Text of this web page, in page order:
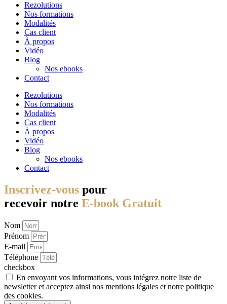
Rezolutions
Nos formations
Modalités
Cas client
À propos
Vidéo
Blog
Nos ebooks
Contact
Rezolutions
Nos formations
Modalités
Cas client
À propos
Vidéo
Blog
Nos ebooks
Contact
Inscrivez-vous pour
recevoir notre E-book Gratuit
Nom
Prénom
E-mail
Téléphone
checkbox
En envoyant vos informations, vous intégrez notre liste de
newsletter et acceptez ainsi nos mentions légales et notre politique
des cookies.